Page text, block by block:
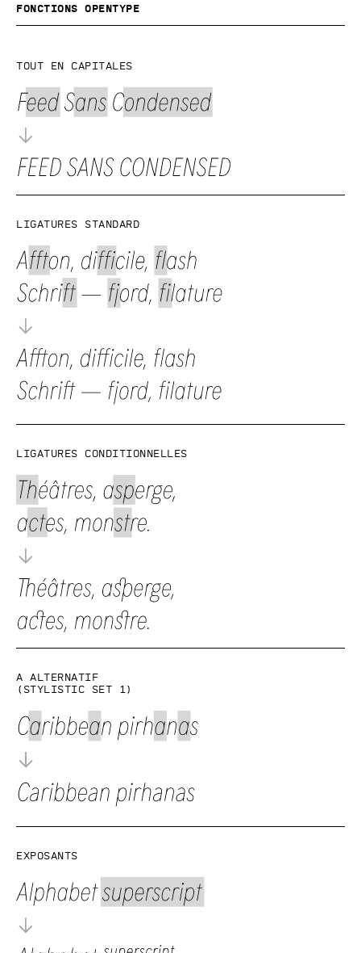
Fonctions OpenType
Tout en capitales
Ligatures standard
Ligatures conditionnelles
a alternatif
(Stylistic set 1)
Exposants